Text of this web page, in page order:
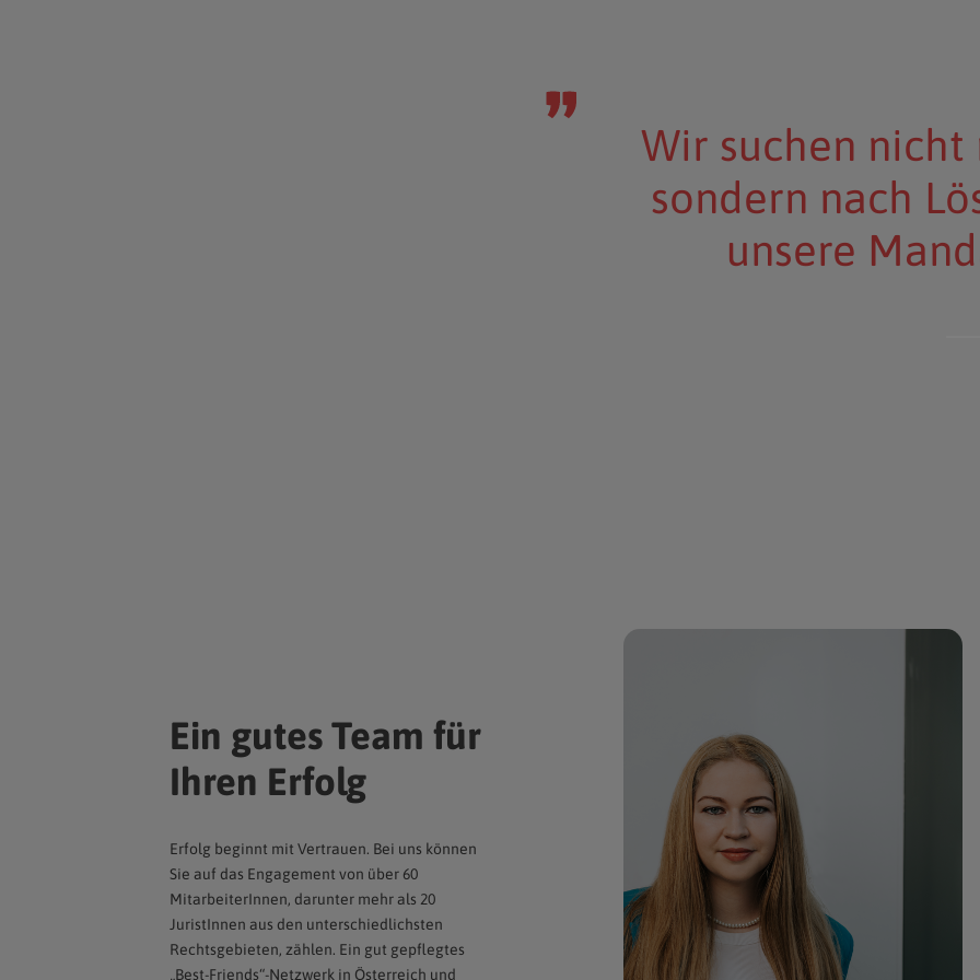
Anwälte,
Vertraute,
positive und
Wir suchen nicht
sondern nach
unsere
Ein gutes Team für
Ihren Erfolg
Erfolg beginnt mit Vertrauen. Bei uns können
Sie auf das Engagement von über 60
MitarbeiterInnen, darunter mehr als 20
JuristInnen aus den unterschiedlichsten
Rechtsgebieten, zählen. Ein gut gepflegtes
„Best-Friends“-Netzwerk in Österreich und